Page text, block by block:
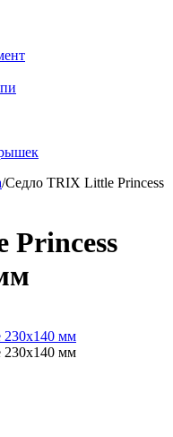
/Седло TRIX Little Princess